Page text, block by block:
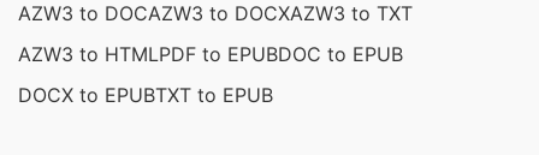
AZW3 to DOCAZW3 to DOCXAZW3 to TXT
AZW3 to HTMLPDF to EPUBDOC to EPUB
DOCX to EPUBTXT to EPUB